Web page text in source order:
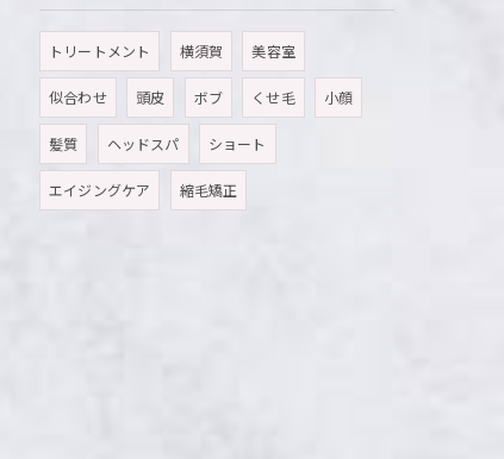
トリートメント 横須賀 美容室
似合わせ 頭皮 ボブ くせ毛 小顔
髪質 ヘッドスパ ショート
エイジングケア 縮毛矯正